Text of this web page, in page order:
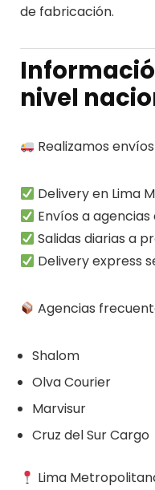
de fabricación.
nivel
Realizamos
Delivery en Lima
Envíos a
Salidas diarias a
Delivery express
Agencias
Shalom
Olva Courier
Marvisur
Cruz del Sur Cargo
Lima